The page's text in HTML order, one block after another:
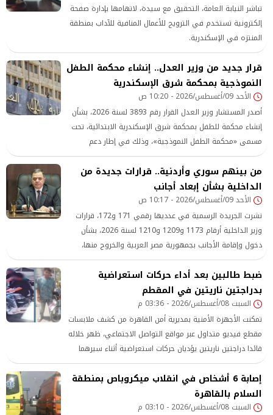
تباشر النيابة العامة، التحقيق مع سيدة، لاتهامها بإدارة صفحة
إلكترونية تستخدم في الترويج للأعمال المنافية للآداب بمنطقة
المنتزه في الإسكندرية.
قرار جديد من وزير العدل.. إنشاء محكمة الطفل
النموذجية بمحكمة شرق الإسكندرية
الأحد 09/أغسطس/2026 - 10:20 ص
أصدر المستشار وزير العدل القرار رقم 3893 لسنة 2026، بشأن
إنشاء محكمة للطفل بمحكمة شرق الإسكندرية الابتدائية، تحت
مسمى «محكمة الطفل النموذجية»، وذلك في إطار دعم
منظومة العدالة المتخصصة وتعزيز آليات التعامل القضائي مع
قضايا الأطفال.
من بينهم سوري وأردنية.. قرارات جديدة من
الداخلية بشأن إبعاد أجانب
الأحد 09/أغسطس/2026 - 10:17 ص
نشرت الجريدة الرسمية في عدديها رقمي 171 و172، قرارات
وزير الداخلية أرقام 1173 و1209 و1210 لسنة 2026، بشأن
دخول وإقامة الأجانب بجمهورية مصر العربية والخروج منها،
وتضمنت قرارات بإبعاد عدد من الأجانب خارج البلاد لأسباب تتعلق
بالصالح العام.
ضبط طالبين بعد أداء حركات استعراضية
بدراجتين ناريتين في المقطم
السبت 08/أغسطس/2026 - 03:36 م
تمكنت الأجهزة الأمنية بمديرية أمن القاهرة من كشف ملابسات
مقطع فيديو متداول عبر مواقع التواصل الاجتماعي، ظهر خلاله
قائدا دراجتين ناريتين يؤديان حركات استعراضية أثناء سيرهما
بمنطقة المقطم، معرضين
إصابة 6 أشخاص في انقلاب ميكروباص بمنطقة
السلام بالقاهرة
السبت 08/أغسطس/2026 - 03:10 م